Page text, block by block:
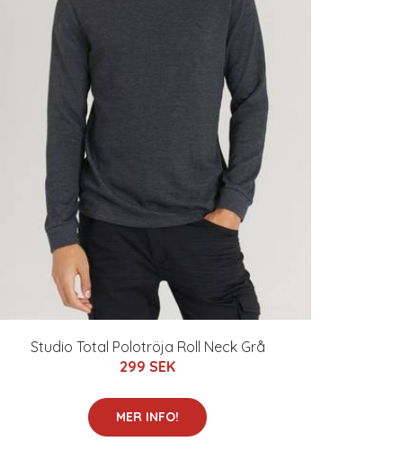
Studio Total Polotröja Roll Neck Grå
299 SEK
MER INFO!